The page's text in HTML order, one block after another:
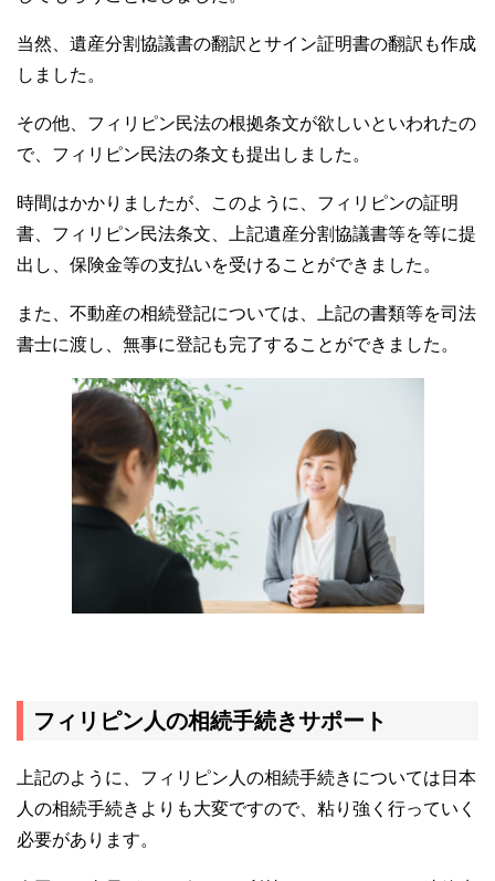
当然、遺産分割協議書の翻訳とサイン証明書の翻訳も作成
しました。
その他、フィリピン民法の根拠条文が欲しいといわれたの
で、フィリピン民法の条文も提出しました。
時間はかかりましたが、このように、フィリピンの証明
書、フィリピン民法条文、上記遺産分割協議書等を等に提
出し、保険金等の支払いを受けることができました。
また、不動産の相続登記については、上記の書類等を司法
書士に渡し、無事に登記も完了することができました。
フィリピン人の相続手続きサポート
上記のように、フィリピン人の相続手続きについては日本
人の相続手続きよりも大変ですので、粘り強く行っていく
必要があります。